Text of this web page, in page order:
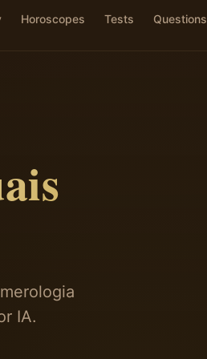
Horoscopes Tests Questions
IA.